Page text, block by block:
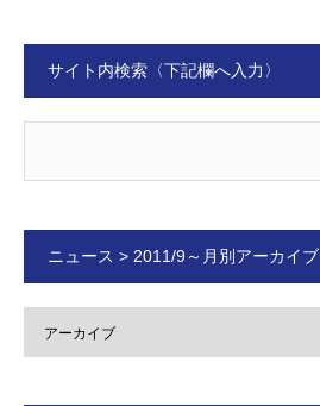
サイト内検索〈下記欄へ入力〉
ニュース > 2011/9～月別アーカイブ